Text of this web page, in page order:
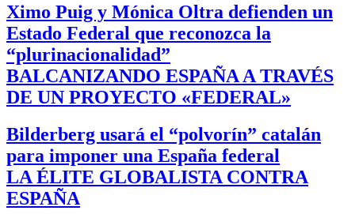
Ximo Puig y Mónica Oltra defienden un
Estado Federal que reconozca la
“plurinacionalidad”
BALCANIZANDO ESPAÑA A TRAVÉS
DE UN PROYECTO «FEDERAL»
Bilderberg usará el “polvorín” catalán
para imponer una España federal
LA ÉLITE GLOBALISTA CONTRA
ESPAÑA